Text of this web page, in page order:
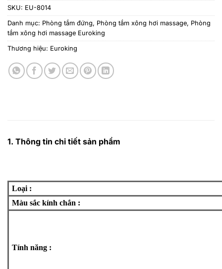
SKU: EU-8014
Danh mục: Phòng tắm đứng, Phòng tắm xông hơi massage, Phòng
tắm xông hơi massage Euroking
Thương hiệu: Euroking
1. Thông tin chi tiết sản phẩm
Loại:
Màu sắc kính chắn :
Tính năng :